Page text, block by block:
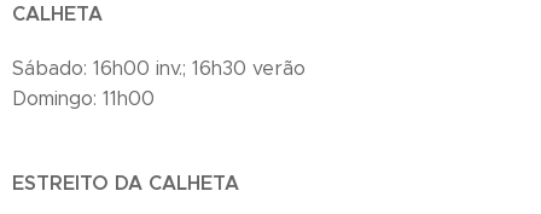
CALHETA
Sábado: 16h00 inv.; 16h30 verão
Domingo: 11h00
ESTREITO DA CALHETA